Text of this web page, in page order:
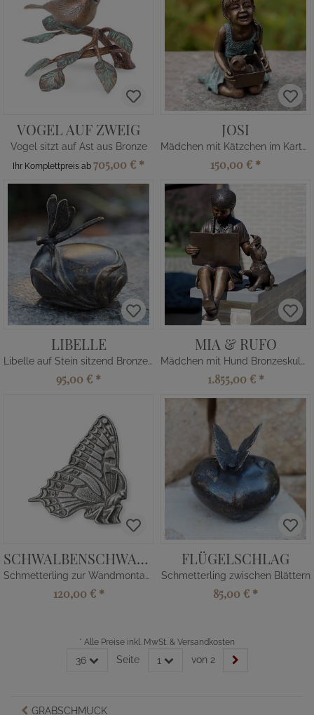
VOGEL AUF ZWEIG
Vogel sitzt auf Ast aus Bronze
Ihr Komplettpreis ab 705,00 € *
JOSI
Mädchen mit Kätzchen im Karton
150,00 € *
LIBELLE
Libelle auf Stein sitzend Bronzefigur
95,00 € *
MIA & RUFO
Mädchen mit Hund Bronzeskulptur
1.855,00 € *
SCHWALBENSCHWANZ JARA
Schmetterling zur Wandmontage
120,00 € *
FLÜGELSCHLAG
Schmetterling zwischen Blättern
85,00 € *
* Alle Preise inkl. MwSt. & Versandkosten
36 Seite 1 von 2
GRABSCHMUCK